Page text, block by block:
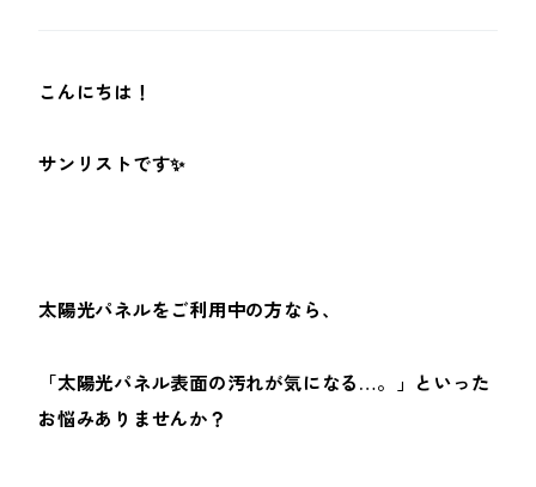
こんにちは！
サンリストです✨
太陽光パネルをご利用中の方なら、
「太陽光パネル表面の汚れが気になる…。」といった
お悩みありませんか？